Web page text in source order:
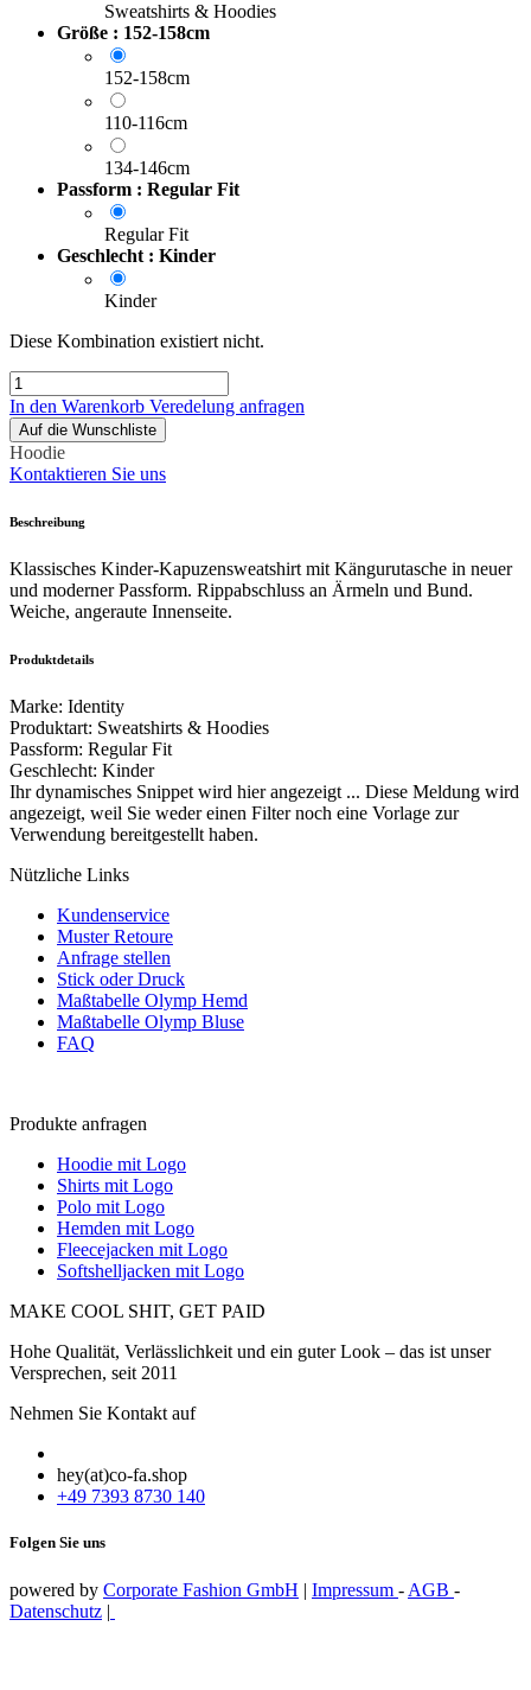
Sweatshirts & Hoodies
Größe : 152-158cm
152-158cm
110-116cm
134-146cm
Passform : Regular Fit
Regular Fit
Geschlecht : Kinder
Kinder
Diese Kombination existiert nicht.
In den Warenkorb Veredelung anfragen
Auf die Wunschliste
Hoodie
Kontaktieren Sie uns
Beschreibung
Klassisches Kinder-Kapuzensweatshirt mit Kängurutasche in neuer
und moderner Passform. Rippabschluss an Ärmeln und Bund.
Weiche, angeraute Innenseite.
Produktdetails
Marke: Identity
Produktart: Sweatshirts & Hoodies
Passform: Regular Fit
Geschlecht: Kinder
Ihr dynamisches Snippet wird hier angezeigt ... Diese Meldung wird
angezeigt, weil Sie weder einen Filter noch eine Vorlage zur
Verwendung bereitgestellt haben.
Nützliche Links
Kundenservice
Muster Retoure
Anfrage stellen
Stick oder Druck
Maßtabelle Olymp Hemd
Maßtabelle Olymp Bluse
FAQ
Produkte anfragen
Hoodie mit Logo
Shirts mit Logo
Polo mit Logo
Hemden mit Logo
Fleecejacken mit Logo
Softshelljacken mit Logo
MAKE COOL SHIT, GET PAID
Hohe Qualität, Verlässlichkeit und ein guter Look – das ist unser
Versprechen, seit 2011
Nehmen Sie Kontakt auf
hey(at)co-fa.shop
+49 7393 8730 140
Folgen Sie uns
powered by Corporate Fashion GmbH | Impressum - AGB -
Datenschutz |